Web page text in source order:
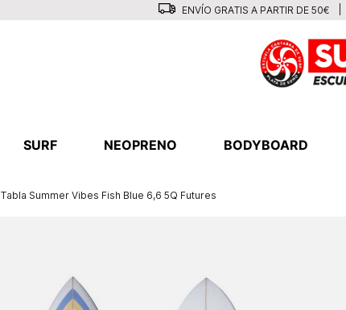
ENVÍO GRATIS A PARTIR DE 50€
SURF NEOPRENO BODYBOARD
Tabla Summer Vibes Fish Blue 6,6 5Q Futures